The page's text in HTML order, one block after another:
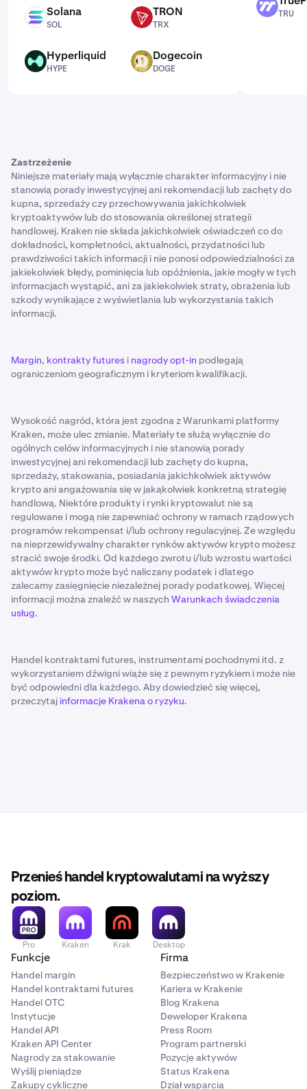
SOL Solana
SOL
TRX TRON
TRX
HYPE Hyperliquid
HYPE
DOGE Dogecoin
DOGE
TRU
TRU
Zastrzeżenie
Niniejsze materiały mają wyłącznie charakter informacyjny i nie
stanowią porady inwestycyjnej ani rekomendacji lub zachęty do
kupna, sprzedaży czy przechowywania jakichkolwiek
kryptoaktywów lub do stosowania określonej strategii
handlowej. Kraken nie składa jakichkolwiek oświadczeń co do
dokładności, kompletności, aktualności, przydatności lub
prawdziwości takich informacji i nie ponosi odpowiedzialności za
jakiekolwiek błędy, pominięcia lub opóźnienia, jakie mogły w tych
informacjach wystąpić, ani za jakiekolwiek straty, obrażenia lub
szkody wynikające z wyświetlania lub wykorzystania takich
informacji.
Margin, kontrakty futures i nagrody opt-in podlegają
ograniczeniom geograficznym i kryteriom kwalifikacji.
Wysokość nagród, która jest zgodna z Warunkami platformy
Kraken, może ulec zmianie. Materiały te służą wyłącznie do
ogólnych celów informacyjnych i nie stanowią porady
inwestycyjnej ani rekomendacji lub zachęty do kupna,
sprzedaży, stakowania, posiadania jakichkolwiek aktywów
krypto ani angażowania się w jakąkolwiek konkretną strategię
handlową. Niektóre produkty i rynki kryptowalut nie są
regulowane i mogą nie zapewniać ochrony w ramach rządowych
programów rekompensat i/lub ochrony regulacyjnej. Ze względu
na nieprzewidywalny charakter rynków aktywów krypto możesz
stracić swoje środki. Od każdego zwrotu i/lub wzrostu wartości
aktywów krypto może być naliczany podatek i dlatego
zalecamy zasięgnięcie niezależnej porady podatkowej. Więcej
informacji można znaleźć w naszych Warunkach świadczenia
usług.
Handel kontraktami futures, instrumentami pochodnymi itd. z
wykorzystaniem dźwigni wiąże się z pewnym ryzykiem i może nie
być odpowiedni dla każdego. Aby dowiedzieć się więcej,
przeczytaj informacje Krakena o ryzyku.
Przenieś handel kryptowalutami na wyższy
poziom.
Pro Kraken Krak Desktop
Funkcje
Handel margin
Handel kontraktami futures
Handel OTC
Instytucje
Handel API
Kraken API Center
Nagrody za stakowanie
Wyślij pieniądze
Zakupy cykliczne
Firma
Bezpieczeństwo w Krakenie
Kariera w Krakenie
Blog Krakena
Deweloper Krakena
Press Room
Program partnerski
Pozycje aktywów
Status Krakena
Dział wsparcia